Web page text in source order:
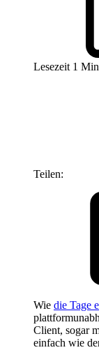
Lesezeit 1
Teilen:
Wie die Tage
Client, sogar
einfach wie